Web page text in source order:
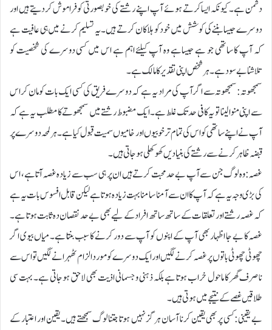
دشمن ہے۔ کیونکہ ایسا کرتے ہوئے آپ اپنے رشتے کی خوبصورتی کو فراموش کردیتے ہیں اور
دوسرے جیسا بننے کی کوشش میں خود کو ہلاکان کرتے ہیں۔ یہ تسلیم کرنے میں ہی عافیت ہے
کہ آپ کا ساتھی جو ہے جیساہے وہ آپ کیلئے اہم ہے اس میں کسی دوسرے کی شخصیت کو
تلاشنابے سودہے۔ہرشخص اپنی تقدیر کا مالک ہے۔
سمجھوتہ:سمجھوتہ سے اگر آپ کی مراد یہ ہے کہ دوسرے فریق کی کسی ایک بات کو مان کر اس
سے اپنی منوالینا تو یہ کافی حد تک غلط ہے۔ ایک مضبوط رشتے میں سمجھوتے کا مطلب یہ ہے کہ
آپ نے اپنے ساتھی کو اس کی تمام ترخوبیوں اور خامیوں سمیت قبول کیا ہے۔ ہر لمحہ دوسرے پر
قبضہ ظاہر کرنے سے رشتے کی بنیادیں کھوکھلی ہوجاتی ہیں۔
غصہ:وہ لوگ جن سے آپ بے حد محبت کرتے ہیں ان پر ہی سب سے زیادہ غصہ آتا ہے، اس
کی بڑی وجہ یہ ہے کہ آپ کا ان سے آمنا سامنا بہت زیادہ ہوتا ہے لیکن قابل افسوس بات یہ ہے
کہ غصہ رشتے اور تعلقات کے ساتھ ساتھ افراد کے لیے بھی بے حد نقصان دہ ثابت ہوتا ہے۔
غصہ کا بے جا اظہار بھی آپ کے اپنوں کو آپ سے دور کرنے کا سبب بنتا ہے۔ میاں بیوی اگر
چھوٹی چھوٹی باتوں پر غصہ کرنے لگیں اور ایک دوسرے کو مورد الزام ٹھہرانے لگیں تو اس سے
ناصرف گھر کا ماحول خراب ہوتا ہے بلکہ ذہنی و جسمانی اذیت بھی لاحق ہوجاتی ہے۔ بہت سی
طلاقیں غصے کے نتیجے میں ہوتی ہیں۔
بے یقینی:کسی پر بھی یقین کرنا آسان ہرگز نہیں ہوتا جتنا لوگ سمجھتے ہیں۔ یقین اور اعتبار کے